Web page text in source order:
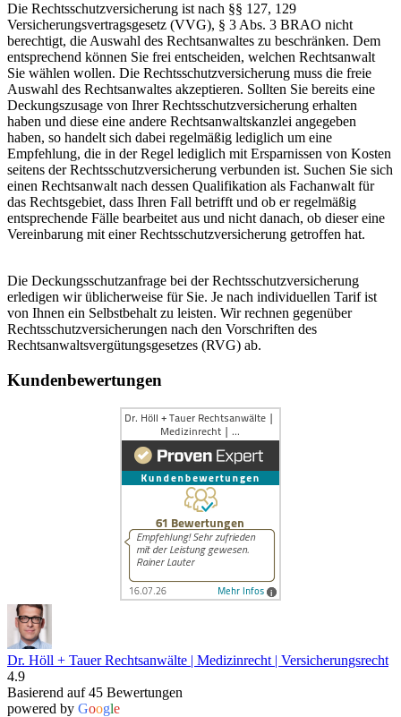
Die Rechtsschutzversicherung ist nach §§ 127, 129
Versicherungsvertragsgesetz (VVG), § 3 Abs. 3 BRAO nicht
berechtigt, die Auswahl des Rechtsanwaltes zu beschränken. Dem
entsprechend können Sie frei entscheiden, welchen Rechtsanwalt
Sie wählen wollen. Die Rechtsschutzversicherung muss die freie
Auswahl des Rechtsanwaltes akzeptieren. Sollten Sie bereits eine
Deckungszusage von Ihrer Rechtsschutzversicherung erhalten
haben und diese eine andere Rechtsanwaltskanzlei angegeben
haben, so handelt sich dabei regelmäßig lediglich um eine
Empfehlung, die in der Regel lediglich mit Ersparnissen von Kosten
seitens der Rechtsschutzversicherung verbunden ist. Suchen Sie sich
einen Rechtsanwalt nach dessen Qualifikation als Fachanwalt für
das Rechtsgebiet, dass Ihren Fall betrifft und ob er regelmäßig
entsprechende Fälle bearbeitet aus und nicht danach, ob dieser eine
Vereinbarung mit einer Rechtsschutzversicherung getroffen hat.
Die Deckungsschutzanfrage bei der Rechtsschutzversicherung
erledigen wir üblicherweise für Sie. Je nach individuellen Tarif ist
von Ihnen ein Selbstbehalt zu leisten. Wir rechnen gegenüber
Rechtsschutzversicherungen nach den Vorschriften des
Rechtsanwaltsvergütungsgesetzes (RVG) ab.
Kundenbewertungen
Dr. Höll + Tauer Rechtsanwälte | Medizinrecht | Versicherungsrecht
4.9
Basierend auf 45 Bewertungen
powered by Google